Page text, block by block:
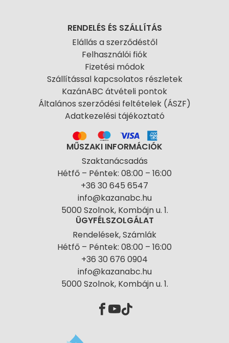
RENDELÉS ÉS SZÁLLÍTÁS
Elállás a szerződéstől
Felhasználói fiók
Fizetési módok
Szállítással kapcsolatos részletek
KazánABC átvételi pontok
Általános szerződési feltételek (ÁSZF)
Adatkezelési tájékoztató
MŰSZAKI INFORMÁCIÓK
Szaktanácsadás
Hétfő – Péntek: 08:00 – 16:00
+36 30 645 6547
info@kazanabc.hu
5000 Szolnok, Kombájn u. 1.
ÜGYFÉLSZOLGÁLAT
Rendelések, Számlák
Hétfő – Péntek: 08:00 – 16:00
+36 30 676 0904
info@kazanabc.hu
5000 Szolnok, Kombájn u. 1.